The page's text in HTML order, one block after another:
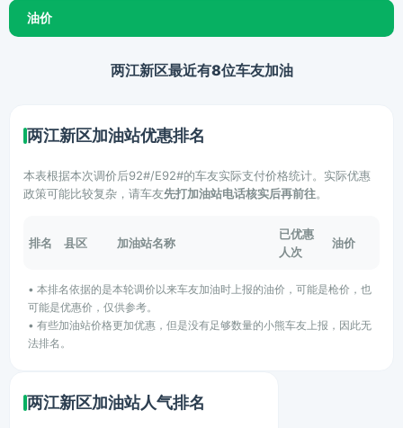
油价
两江新区最近有8位车友加油
两江新区加油站优惠排名
本表根据本次调价后92#/E92#的车友实际支付价格统计。实际优惠
政策可能比较复杂，请车友先打加油站电话核实后再前往。
排名 县区 加油站名称
已优惠
人次
油价
• 本排名依据的是本轮调价以来车友加油时上报的油价，可能是枪价，也
可能是优惠价，仅供参考。
• 有些加油站价格更加优惠，但是没有足够数量的小熊车友上报，因此无
法排名。
两江新区加油站人气排名